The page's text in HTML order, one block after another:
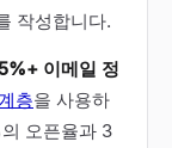
작성합니다.
이메일 정
층을 사용하
오픈율과 3